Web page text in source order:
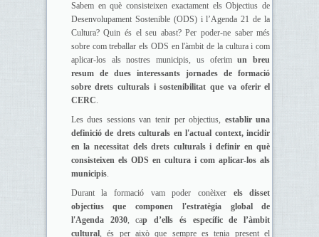
Sabem en què consisteixen exactament els Objectius de
Desenvolupament Sostenible (ODS) i l’Agenda 21 de la
Cultura? Quin és el seu abast? Per poder-ne saber més
sobre com treballar els ODS en l'àmbit de la cultura i com
aplicar-los als nostres municipis, us oferimun breu
resum de dues interessants jornades de formació
sobre drets culturals i sostenibilitat que va oferir el
CERC.
Les dues sessions van tenir per objectius, establir una
definició de drets culturals en l'actual context, incidir
en la necessitat dels drets culturals i definir en què
consisteixen els ODS en cultura i com aplicar-los als
municipis.
Durant la formació vam poder conèixer els disset
objectius que componen l'estratègia global de
l'Agenda 2030, cap d’ells és específic de l’àmbit
cultural, és per això que sempre es tenia present el